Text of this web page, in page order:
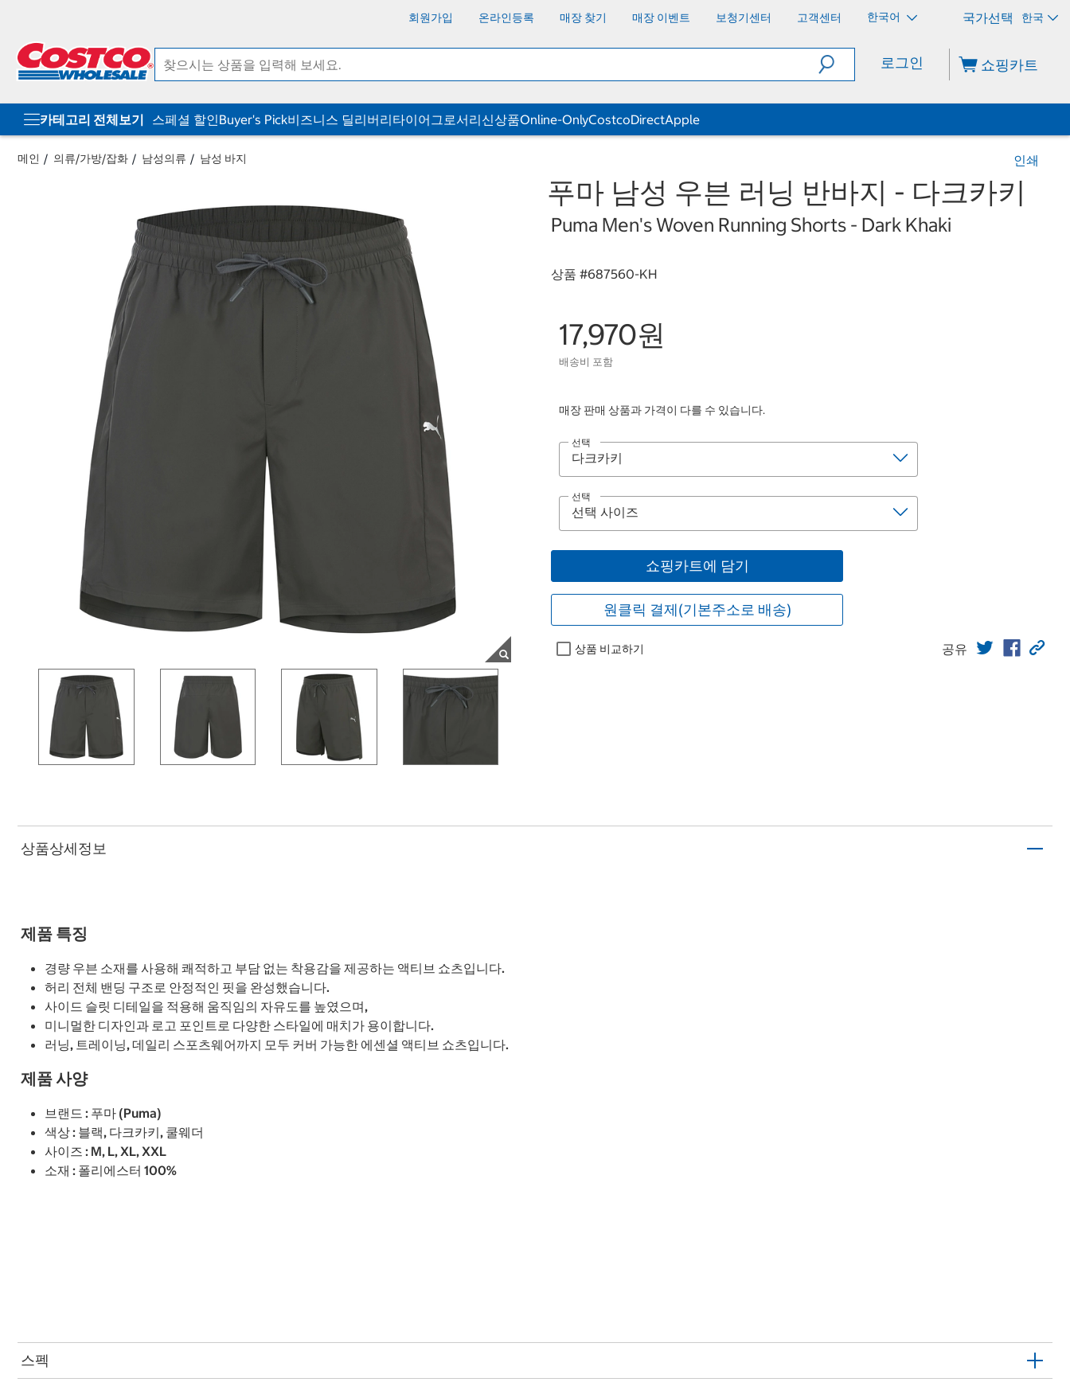
회원가입 온라인등록 매장 찾기 매장 이벤트 보청기센터 고객센터 한국어 한국
로그인 쇼핑카트
카테고리 전체보기 스페셜 할인Buyer's Pick비즈니스 딜리버리타이어그로서리신상품Online-OnlyCostcoDirectApple
메인 의류/가방/잡화 남성의류 남성 바지 인쇄
푸마 남성 우븐 러닝 반바지 - 다크카키
Puma Men's Woven Running Shorts - Dark Khaki
상품 #687560-KH
17,970원
배송비 포함
매장 판매 상품과 가격이 다를 수 있습니다.
선택
선택
쇼핑카트에 담기
원클릭 결제(기본주소로 배송)
상품 비교하기 공유
상품상세정보
제품 특징
경량 우븐 소재를 사용해 쾌적하고 부담 없는 착용감을 제공하는 액티브 쇼츠입니다.
허리 전체 밴딩 구조로 안정적인 핏을 완성했습니다.
사이드 슬릿 디테일을 적용해 움직임의 자유도를 높였으며,
미니멀한 디자인과 로고 포인트로 다양한 스타일에 매치가 용이합니다.
러닝, 트레이닝, 데일리 스포츠웨어까지 모두 커버 가능한 에센셜 액티브 쇼츠입니다.
제품 사양
브랜드 : 푸마 (Puma)
색상 : 블랙, 다크카키, 쿨웨더
사이즈 : M, L, XL, XXL
소재 : 폴리에스터 100%
스펙